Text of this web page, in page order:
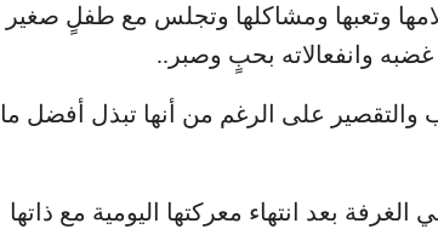
وتعبها ومشاكلها وتجلس مع طفلٍ صغير
وانفعالاته بحبٍ وصبر..
والتقصير على الرغم من أنها تبذل أفضل ما
بعد انتهاء معركتها اليومية مع ذاتها